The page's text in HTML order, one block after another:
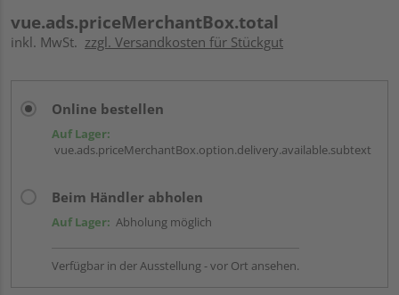
vue.ads.priceMerchantBox.total
inkl. MwSt. zzgl. Versandkosten für Stückgut
Online bestellen
Auf Lager:
vue.ads.priceMerchantBox.option.delivery.available.subtext
Beim Händler abholen
Auf Lager: Abholung möglich
Verfügbar in der Ausstellung - vor Ort ansehen.